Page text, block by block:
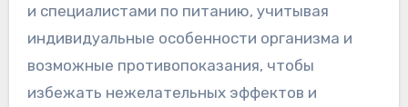
и специалистами по питанию, учитывая
индивидуальные особенности организма и
возможные противопоказания, чтобы
избежать нежелательных эффектов и